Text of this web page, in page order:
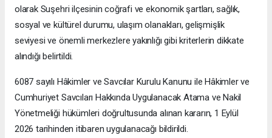
olarak Suşehri ilçesinin coğrafi ve ekonomik şartları, sağlık,
sosyal ve kültürel durumu, ulaşım olanakları, gelişmişlik
seviyesi ve önemli merkezlere yakınlığı gibi kriterlerin dikkate
alındığı belirtildi.
6087 sayılı Hâkimler ve Savcılar Kurulu Kanunu ile Hâkimler ve
Cumhuriyet Savcıları Hakkında Uygulanacak Atama ve Nakil
Yönetmeliği hükümleri doğrultusunda alınan kararın, 1 Eylül
2026 tarihinden itibaren uygulanacağı bildirildi.